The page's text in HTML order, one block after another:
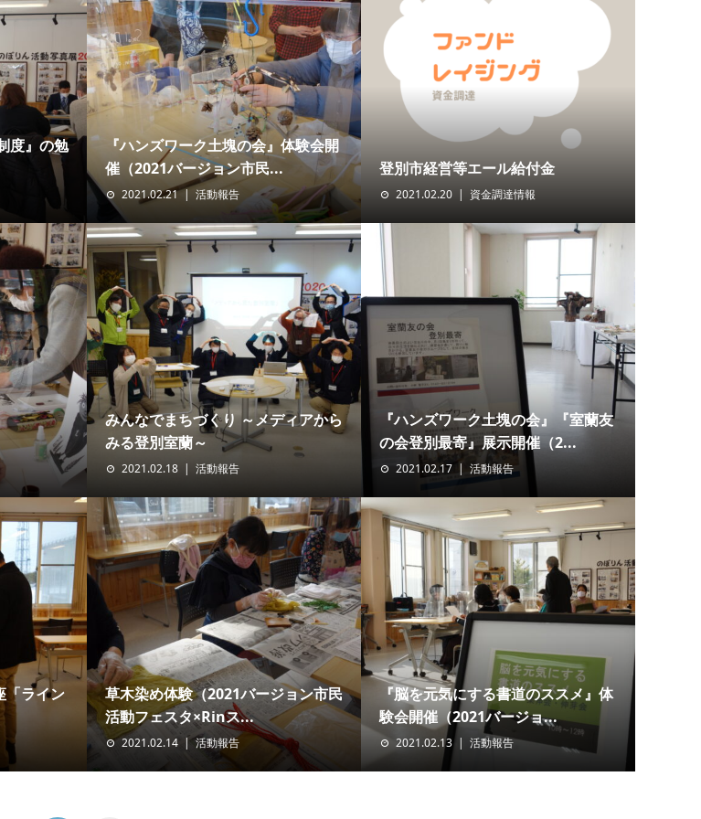
度』の勉
『ハンズワーク土塊の会』体験会開
催（2021バージョン市民...
2021.02.21 活動報告
登別市経営等エール給付金
2021.02.20 資金調達情報
みんなでまちづくり ～メディアから
みる登別室蘭～
2021.02.18 活動報告
『ハンズワーク土塊の会』『室蘭友
の会登別最寄』展示開催（2...
2021.02.17 活動報告
「ライン
草木染め体験（2021バージョン市民
活動フェスタ×Rinス...
2021.02.14 活動報告
『脳を元気にする書道のススメ』体
験会開催（2021バージョ...
2021.02.13 活動報告